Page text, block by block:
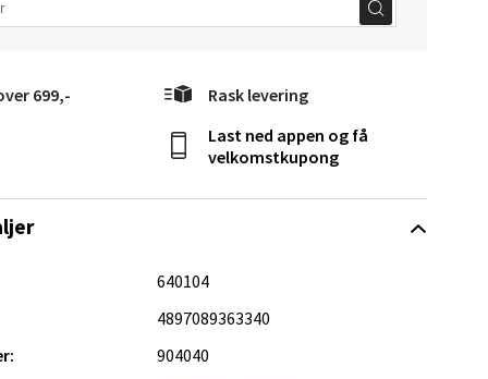
699,-
Rask levering
Last ned appen og få
velkomstkupong
640104
4897089363340
904040